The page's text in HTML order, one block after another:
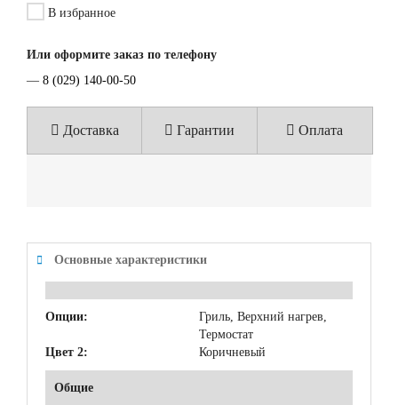
В избранное
Или оформите заказ по телефону
— 8 (029) 140-00-50
Доставка Гарантии Оплата
Основные характеристики
Опции:
Гриль, Верхний нагрев,
Термостат
Цвет 2:
Коричневый
Общие